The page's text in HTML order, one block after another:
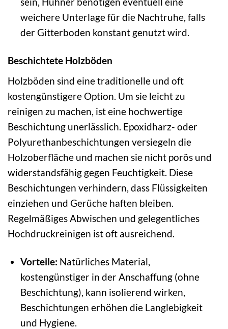
weichere Unterlage für die Nachtruhe, falls
der Gitterboden konstant genutzt wird.
Beschichtete Holzböden
Holzböden sind eine traditionelle und oft
kostengünstigere Option. Um sie leicht zu
reinigen zu machen, ist eine hochwertige
Beschichtung unerlässlich. Epoxidharz- oder
Polyurethanbeschichtungen versiegeln die
Holzoberfläche und machen sie nicht porös und
widerstandsfähig gegen Feuchtigkeit. Diese
Beschichtungen verhindern, dass Flüssigkeiten
einziehen und Gerüche haften bleiben.
Regelmäßiges Abwischen und gelegentliches
Hochdruckreinigen ist oft ausreichend.
Vorteile: Natürliches Material,
kostengünstiger in der Anschaffung (ohne
Beschichtung), kann isolierend wirken,
Beschichtungen erhöhen die Langlebigkeit
und Hygiene.